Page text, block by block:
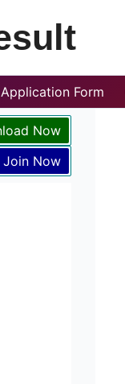
Application Form
Now
Join Now